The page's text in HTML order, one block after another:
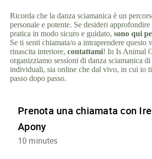
Ricorda che la danza sciamanica è un
personale e potente. Se desideri approfondire
pratica in modo sicuro e guidato, sono qui
Se ti senti chiamata/o a intraprendere questo
rinascita interiore, contattami! In Is Animal
organizziamo sessioni di danza sciamanica
individuali, sia online che dal vivo, in cui io
passo dopo passo.